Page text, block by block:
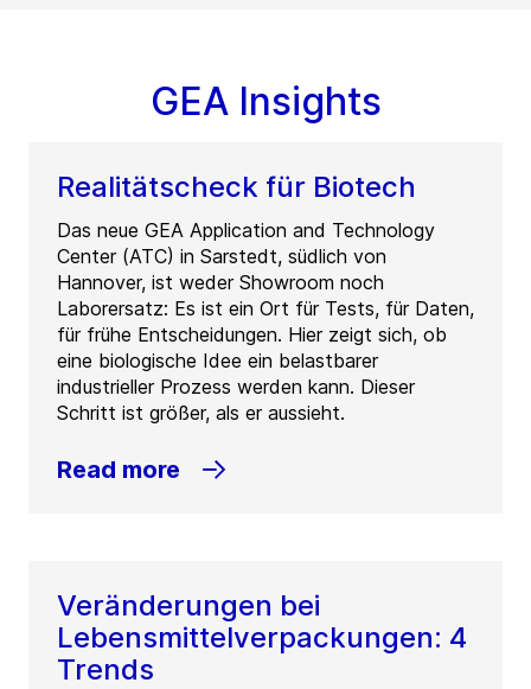
GEA Insights
Realitätscheck für Biotech
Das neue GEA Application and Technology
Center (ATC) in Sarstedt, südlich von
Hannover, ist weder Showroom noch
Laborersatz: Es ist ein Ort für Tests, für Daten,
für frühe Entscheidungen. Hier zeigt sich, ob
eine biologische Idee ein belastbarer
industrieller Prozess werden kann. Dieser
Schritt ist größer, als er aussieht.
Read more
Veränderungen bei
Lebensmittelverpackungen: 4
Trends